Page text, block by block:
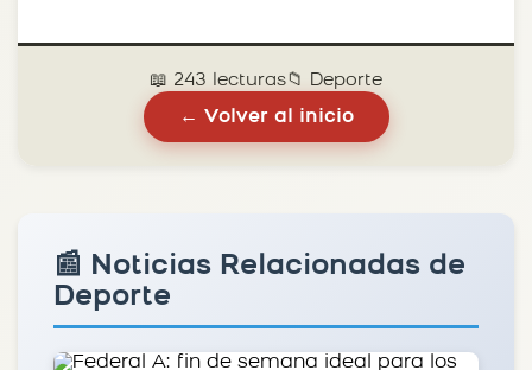
📖 243 lecturas📁 Deporte
← Volver al inicio
📰 Noticias Relacionadas de
Deporte